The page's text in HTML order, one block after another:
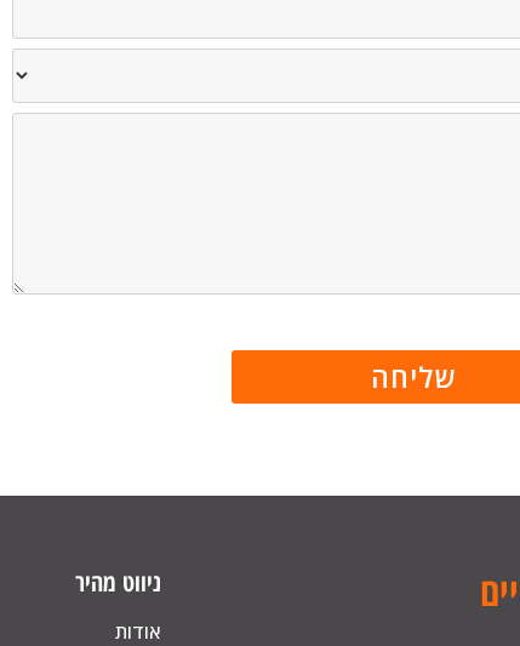
ניווט מהיר
אודות